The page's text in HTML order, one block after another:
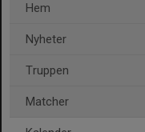
Hem
Nyheter
Truppen
Matcher